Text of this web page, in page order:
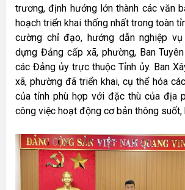
trương, định hướng lớn thành các văn
hoạch triển khai thống nhất trong toàn
cường chỉ đạo, hướng dẫn nghiệp
dựng Đảng cấp xã, phường, Ban
các Đảng ủy trực thuộc Tỉnh ủy. Ban
xã, phường đã triển khai, cụ thể hóa
của tỉnh phù hợp với đặc thù của địa
công việc hoạt động cơ bản thông suốt,